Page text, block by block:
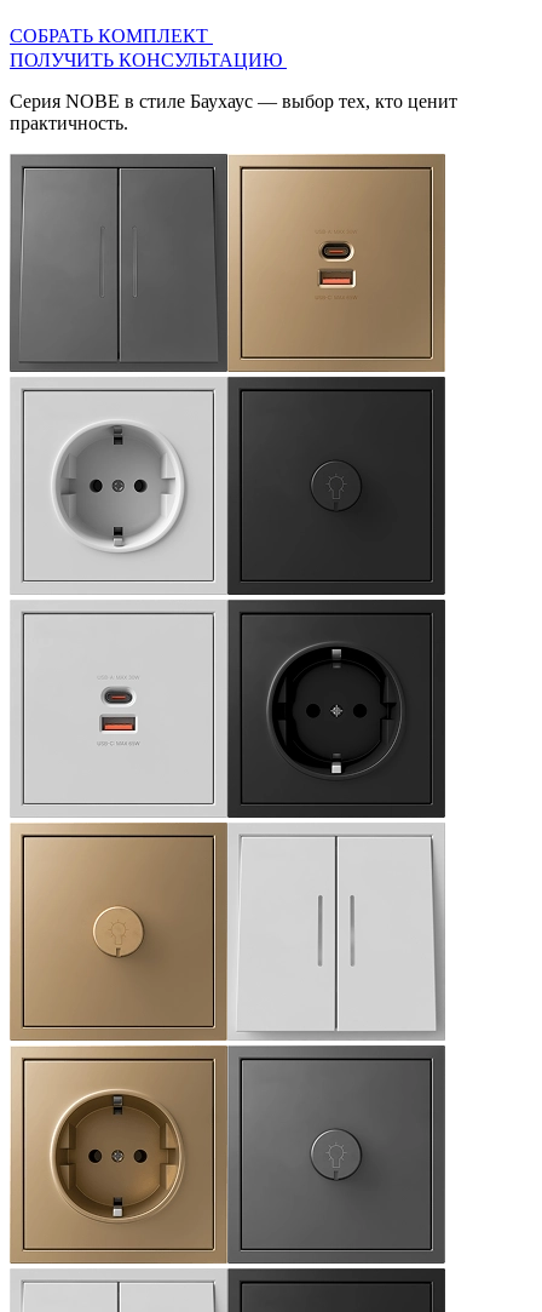
СОБРАТЬ КОМПЛЕКТ
ПОЛУЧИТЬ КОНСУЛЬТАЦИЮ
Серия NOBE в стиле Баухаус — выбор тех, кто ценит
практичность.